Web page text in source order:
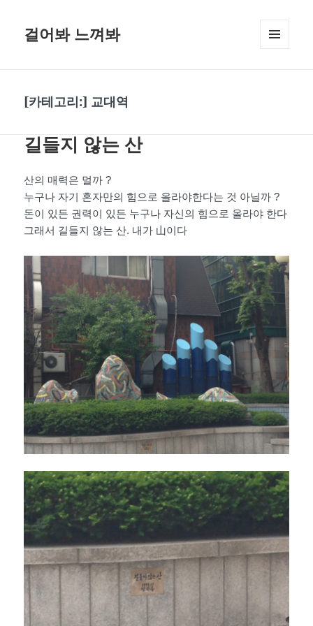
걸어봐 느껴봐
[카테고리:] 교대역
길들지 않는 산
산의 매력은 멀까 ?
누구나 자기 혼자만의 힘으로 올라야한다는 것 아닐까 ?
돈이 있든 권력이 있든 누구나 자신의 힘으로 올라야 한다
그래서 길들지 않는 산. 내가 山이다